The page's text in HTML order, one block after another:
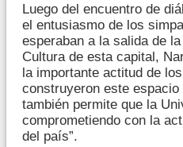
Luego del encuentro de
el entusiasmo de los
esperaban a la salida de
Cultura de esta capital,
la importante actitud de
construyeron este espacio
también permite que la
comprometiendo con la
del país”.